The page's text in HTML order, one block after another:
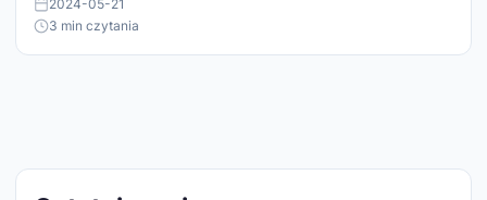
2024-05-21
3 min czytania